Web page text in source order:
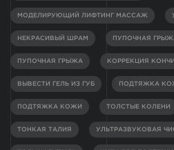
МОДЕЛИРУЮЩИЙ ЛИФТИНГ МАССАЖ
НЕКРАСИВЫЙ ШРАМ ПУПОЧНАЯ
ПУПОЧНАЯ ГРЫЖА КОРРЕКЦИЯ
ВЫВЕСТИ ГЕЛЬ ИЗ ГУБ ПОДТЯЖКА
ПОДТЯЖКА КОЖИ ТОЛСТЫЕ КОЛЕНИ
ТОНКАЯ ТАЛИЯ УЛЬТРАЗВУКОВАЯ